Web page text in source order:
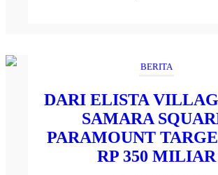
BERITA
DARI ELISTA
SAMARA
PARAMOUNT
RP 350 MILIAR